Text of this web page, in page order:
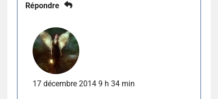
Répondre
17 décembre 2014 9 h 34 min